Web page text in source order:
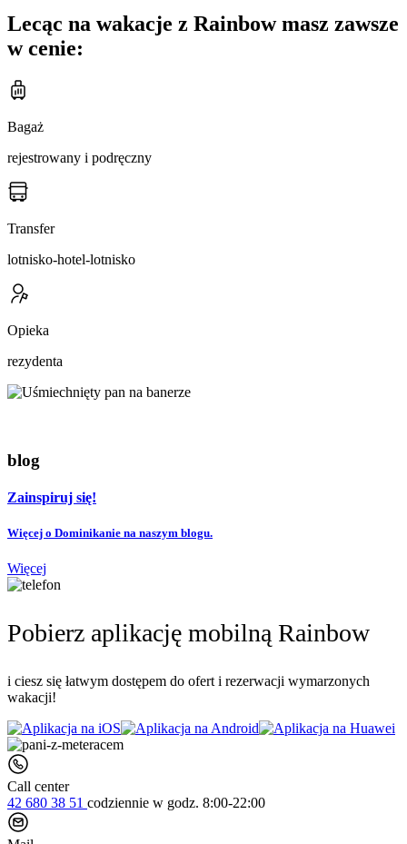
Lecąc na wakacje z Rainbow masz zawsze
w cenie:
Bagaż
rejestrowany i podręczny
Transfer
lotnisko-hotel-lotnisko
Opieka
rezydenta
blog
Zainspiruj się!
Więcej o Dominikanie na naszym blogu.
Więcej
Pobierz aplikację mobilną Rainbow
i ciesz się łatwym dostępem do ofert i rezerwacji wymarzonych
wakacji!
Call center
42 680 38 51 codziennie w godz. 8:00-22:00